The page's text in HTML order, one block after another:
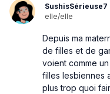
SushisSérieuse7
elle/elle
Depuis ma
de filles et de
voient comme
filles lesbiennes
plus trop quoi